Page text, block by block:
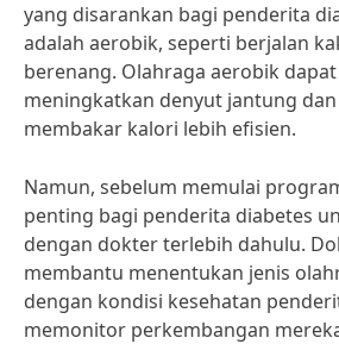
yang disarankan bagi penderita
adalah aerobik, seperti berjalan
berenang. Olahraga aerobik
meningkatkan denyut jantung
membakar kalori lebih efisien.
Namun, sebelum memulai
penting bagi penderita diabetes
dengan dokter terlebih dahulu.
membantu menentukan jenis
dengan kondisi kesehatan
memonitor perkembangan